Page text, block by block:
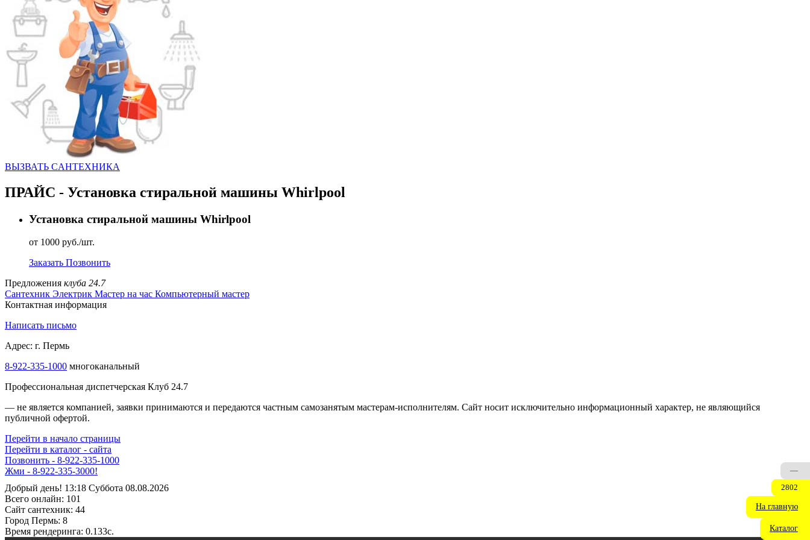
ВЫЗВАТЬ CАНТЕХНИКА
ПРАЙС - Установка стиральной машины Whirlpool
Установка стиральной машины Whirlpool
от 1000 руб./шт.
Заказать Позвонить
Предложения клуба 24.7
Сантехник Электрик Мастер на час Компьютерный мастер
Контактная информация
Написать письмо
Адрес: г. Пермь
8-922-335-1000 многоканальный
Профессиональная диспетчерская Клуб 24.7
— не является компанией, заявки принимаются и передаются частным самозанятым мастерам‑исполнителям. Сайт носит исключительно информационный характер, не являющийся
публичной офертой.
Перейти в начало страницы
Перейти в каталог - сайта
Позвонить - 8-922-335-1000
Жми - 8-922-335-3000!
Добрый день! 13:18 Суббота 08.08.2026
Всего онлайн: 101
Сайт cантехник: 44
Город Пермь: 8
Время рендеринга: 0.133c.
—
2802
На главную
Каталог